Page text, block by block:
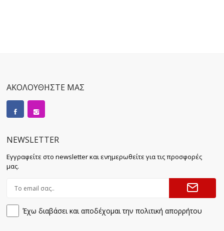
ΑΚΟΛΟΥΘΗΣΤΕ ΜΑΣ
NEWSLETTER
Εγγραφείτε στο newsletter και ενημερωθείτε για τις προσφορές
μας.
Έχω διαβάσει και αποδέχομαι την πολιτική απορρήτου